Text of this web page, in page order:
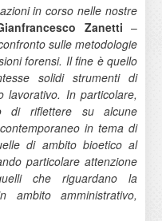
in corso nelle nostre
Zanetti –
sulle metodologie
forensi. Il fine è quello
solidi strumenti di
lavorativo. In particolare,
di riflettere su alcune
in tema di
di ambito bioetico al
particolare attenzione
che riguardano la
ambito amministrativo,